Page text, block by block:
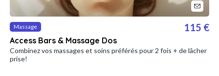
Massage
Access Bars & Massage Dos
115 €
Combinez vos massages et soins préférés pour 2 fois + de lâcher
prise!